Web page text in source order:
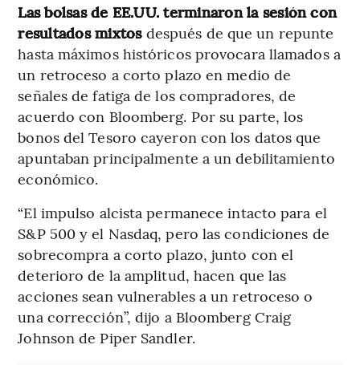
Las bolsas de EE.UU. terminaron la sesión con
resultados mixtos después de que un repunte
hasta máximos históricos provocara llamados a
un retroceso a corto plazo en medio de
señales de fatiga de los compradores, de
acuerdo con Bloomberg. Por su parte, los
bonos del Tesoro cayeron con los datos que
apuntaban principalmente a un debilitamiento
económico.
“El impulso alcista permanece intacto para el
S&P 500 y el Nasdaq, pero las condiciones de
sobrecompra a corto plazo, junto con el
deterioro de la amplitud, hacen que las
acciones sean vulnerables a un retroceso o
una corrección”, dijo a Bloomberg Craig
Johnson de Piper Sandler.